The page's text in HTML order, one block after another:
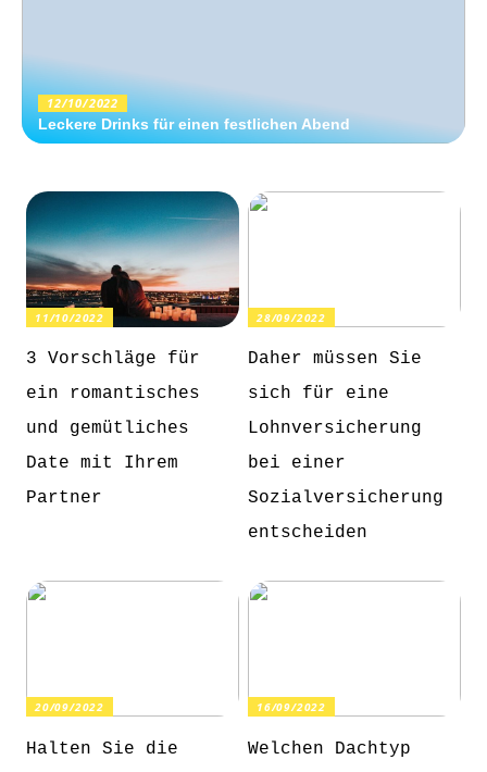
12/10/2022
Leckere Drinks für einen festlichen Abend
11/10/2022
3 Vorschläge für
ein romantisches
und gemütliches
Date mit Ihrem
Partner
28/09/2022
Daher müssen Sie
sich für eine
Lohnversicherung
bei einer
Sozialversicherung
entscheiden
20/09/2022
Halten Sie die
16/09/2022
Welchen Dachtyp